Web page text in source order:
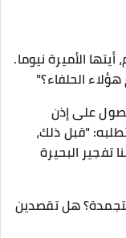
الأميرة نيوما.
الحلفاء؟"
على إذن
"قبل ذلك،
البحيرة
هل تقصدين